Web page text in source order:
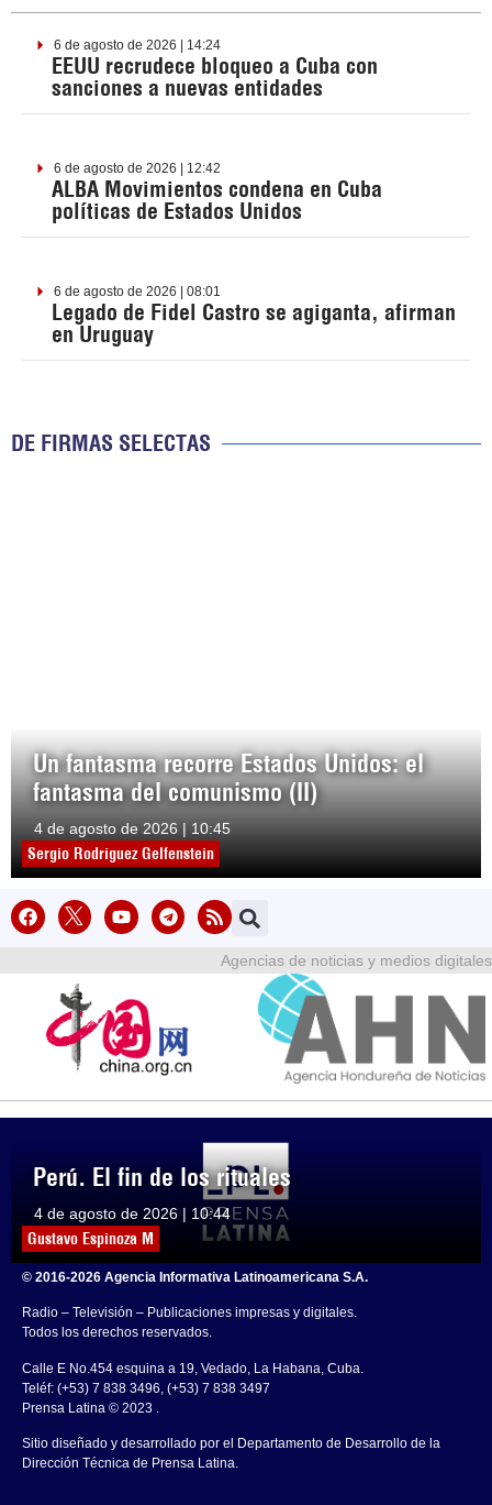
6 de agosto de 2026 | 14:24
EEUU recrudece bloqueo a Cuba con
sanciones a nuevas entidades
6 de agosto de 2026 | 12:42
ALBA Movimientos condena en Cuba
políticas de Estados Unidos
6 de agosto de 2026 | 08:01
Legado de Fidel Castro se agiganta, afirman
en Uruguay
DE FIRMAS SELECTAS
Un fantasma recorre Estados Unidos: el
fantasma del comunismo (II)
4 de agosto de 2026 | 10:45
Sergio Rodríguez Gelfenstein
Perú. El fin de los rituales
4 de agosto de 2026 | 10:44
Gustavo Espinoza M
Agencias de noticias y medios digitales
© 2016-2026 Agencia Informativa Latinoamericana S.A.
Radio – Televisión – Publicaciones impresas y digitales.
Todos los derechos reservados.
Calle E No.454 esquina a 19, Vedado, La Habana, Cuba.
Teléf: (+53) 7 838 3496, (+53) 7 838 3497
Prensa Latina © 2023 .
Sitio diseñado y desarrollado por el Departamento de Desarrollo de la
Dirección Técnica de Prensa Latina.